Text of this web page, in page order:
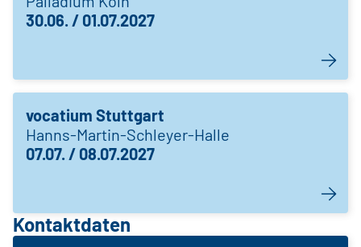
30.06. / 01.07.2027
vocatium Stuttgart
Hanns-Martin-Schleyer-Halle
07.07. / 08.07.2027
Kontaktdaten